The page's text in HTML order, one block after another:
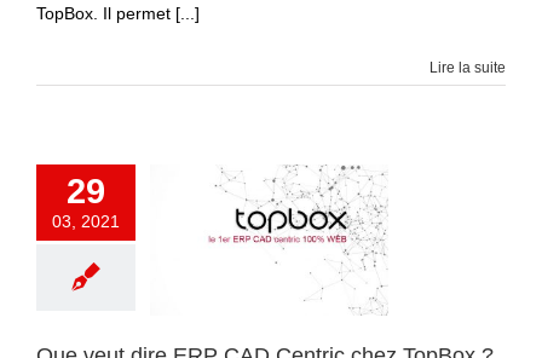
TopBox. Il permet [...]
Lire la suite
29
03, 2021